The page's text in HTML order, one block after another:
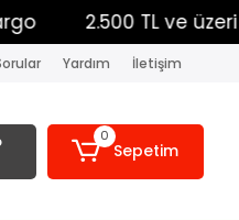
2.500 TL ve üzeri →
Yardım İletişim
0
Sepetim